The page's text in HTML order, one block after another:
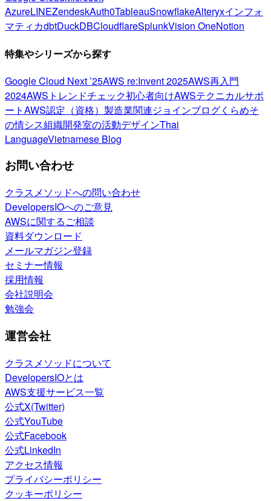
AzureLINEZendeskAuth0TableauSnowflakeAlteryxインフォ
マティカdbtDuckDBCloudflareSplunkVision OneNotion
特集やシリーズから探す
Google Cloud Next ’25AWS re:Invent 2025AWS再入門
2024AWSトレンドチェック初心者向けAWSテクニカルサポ
ートAWS認定（資格） 製造業関連ジョインブログくらめそ
の情シス組織開発室の活動デザインThai
LanguageVietnamese Blog
お問い合わせ
クラスメソッドへの問い合わせ
DevelopersIOへのご意見
AWSに関するご相談
資料ダウンロード
メールマガジン登録
セミナー情報
採用情報
会社説明会
勉強会
運営会社
クラスメソッドについて
DevelopersIOとは
AWS支援サービス一覧
公式X(Twitter)
公式YouTube
公式Facebook
公式LinkedIn
アクセス情報
プライバシーポリシー
クッキーポリシー